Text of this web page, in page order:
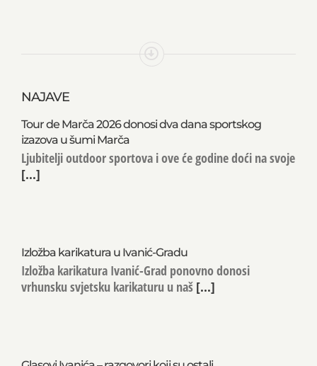
NAJAVE
Tour de Marča 2026 donosi dva dana sportskog
izazova u šumi Marča
Ljubitelji outdoor sportova i ove će godine doći na svoje
[...]
Izložba karikatura u Ivanić-Gradu
Izložba karikatura Ivanić-Grad ponovno donosi
vrhunsku svjetsku karikaturu u naš [...]